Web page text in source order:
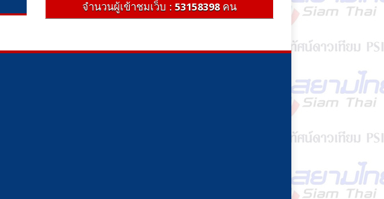
จำนวนผู้เข้าชมเว็บ : 53158398คน